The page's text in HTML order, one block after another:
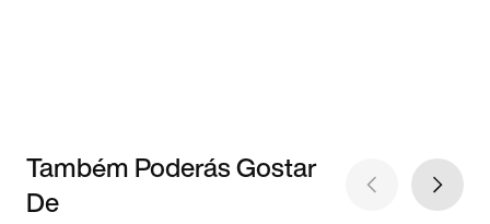
Também Poderás Gostar
De